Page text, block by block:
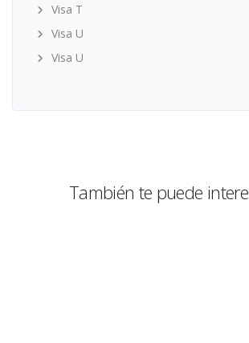
Visa T
Visa U
Visa U
También te puede